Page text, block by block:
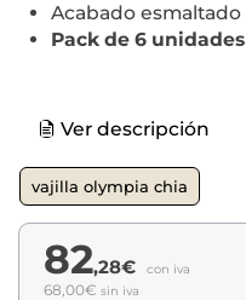
Acabado esmaltado
Pack de 6 unidades
Ver descripción
vajilla olympia chia
82,28€ con iva
68,00€ sin iva